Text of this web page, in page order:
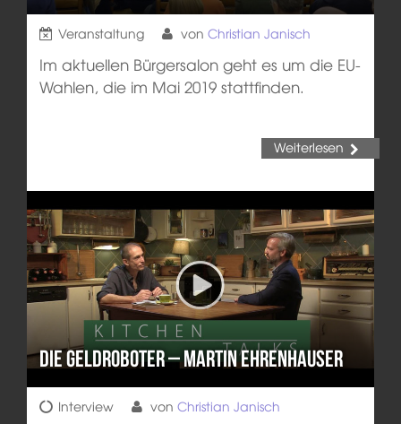
Veranstaltung von Christian Janisch
Im aktuellen Bürgersalon geht es um die EU-
Wahlen, die im Mai 2019 stattfinden.
Weiterlesen
Die Geldroboter – Martin Ehrenhauser
Interview von Christian Janisch